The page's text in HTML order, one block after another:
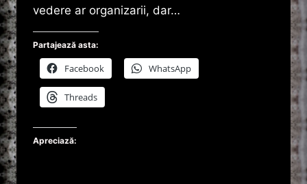
vedere ar organizarii, dar…
Partajează asta:
Facebook WhatsApp
Threads
Apreciază: